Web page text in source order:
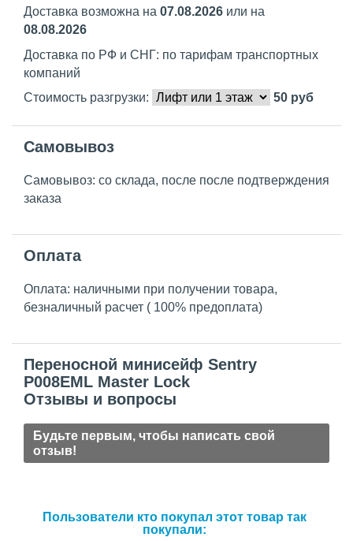
Доставка возможна на 07.08.2026 или на
08.08.2026
Доставка по РФ и СНГ: по тарифам транспортных
компаний
Стоимость разгрузки:
50 руб
Самовывоз
Самовывоз: со склада, после после подтверждения
заказа
Оплата
Оплата: наличными при получении товара,
безналичный расчет ( 100% предоплата)
Переносной минисейф Sentry
P008EML Master Lock
Отзывы и вопросы
Будьте первым, чтобы написать свой
отзыв!
Пользователи кто покупал этот товар так
покупали: